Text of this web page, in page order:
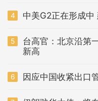
4 中美G2正在形成
5
台高官：北京沿第
新高
6 因应中国收紧出口